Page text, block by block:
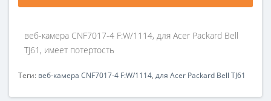
веб-камера CNF7017-4 F:W/1114, для Acer Packard Bell
TJ61, имеет потертость
Теги: веб-камера CNF7017-4 F:W/1114, для Acer Packard Bell TJ61